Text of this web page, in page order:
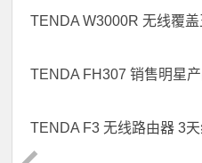
TENDA W3000R 无线覆
TENDA FH307 销售明星
TENDA F3 无线路由器 3